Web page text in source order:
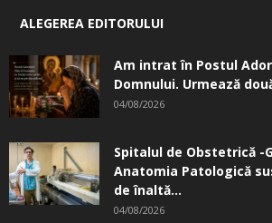
ALEGEREA EDITORULUI
Am intrat în Postul
Domnului. Urmează
04/08/2026
Spitalul de Obstetrică -
Anatomia Patologică
de înaltă...
04/08/2026